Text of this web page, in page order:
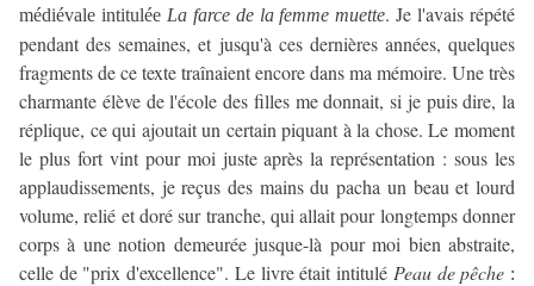
médiévale intitulée La farce de la femme muette. Je l'avais répété
pendant des semaines, et jusqu'à ces dernières années, quelques
fragments de ce texte traînaient encore dans ma mémoire. Une très
charmante élève de l'école des filles me donnait, si je puis dire, la
réplique, ce qui ajoutait un certain piquant à la chose. Le moment
le plus fort vint pour moi juste après la représentation : sous les
applaudissements, je reçus des mains du pacha un beau et lourd
volume, relié et doré sur tranche, qui allait pour longtemps donner
corps à une notion demeurée jusque-là pour moi bien abstraite,
celle de "prix d'excellence". Le livre était intitulé Peau de pêche :